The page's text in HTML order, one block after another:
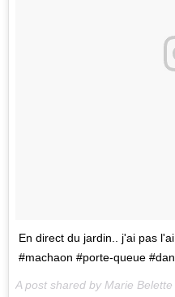
En direct du jardin.. j'ai pas
#machaon #porte-queue
A post shared by Marie